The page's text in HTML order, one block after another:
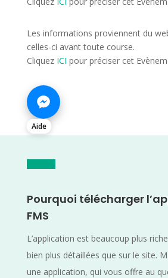
Les informations proviennent du
celles-ci avant toute course.
Cliquez ICI pour préciser cet
Aide
Pourquoi télécharger
FMS
L’application est beaucoup plus
bien plus détaillées que sur le site.
une application, qui vous offre au